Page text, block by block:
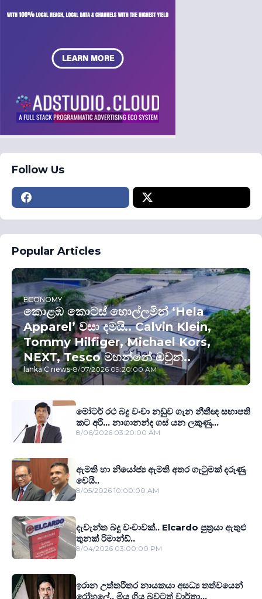
Follow Us
Popular Articles
ECONOMY
කොළඹ කොටස් හොල්ලමින් ‘Hela
Apparel’ වසා දමයි.. Calvin Klein,
Tommy Hilfiger, Michael Kors,
NEXT, Tesco මහන්නේ ඔවුන්..
lanka C news-8/07/2026 09:20:00 AM
මෝටර් රථ බදු වංචා නඩුව ගැන නීතීඥ සභාපති
කට අරී... නාගානන්ද ගස් යන ලකුණු...
8/06/2026 03:20:00 AM
ඇමති හා නියෝජ්‍ය ඇමති අතර ගැටුමක් දරුණු
වෙයි..
8/05/2026 10:00:00 AM
දැවැන්ත බදු වංචාවක්.. Elcardo පුත‍්‍රයා ඇතුළු
තුනක් රිමාන්ඩ්..
8/04/2026 03:00:00 PM
ඉරාන උත්තරීතර නායකයා අසධ්‍ය තත්වයෙන්
රෝහලේ.. මිය ගිය බවටත් වාර්තා...